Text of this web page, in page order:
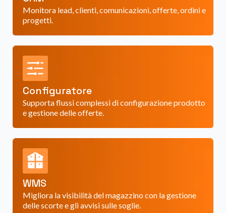
Monitora lead, clienti, comunicazioni, offerte, ordini e
progetti.
Configuratore
Supporta flussi complessi di configurazione prodotto
e gestione delle offerte.
WMS
Migliora la visibilità del magazzino con la gestione
delle scorte e gli avvisi sulle soglie.